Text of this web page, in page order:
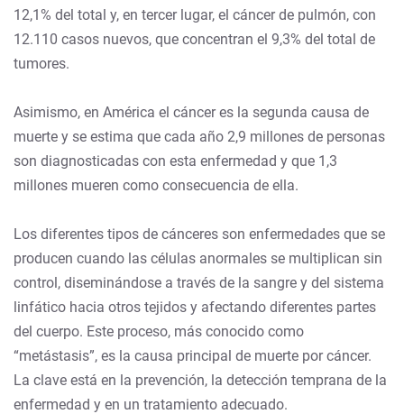
12,1% del total y, en tercer lugar, el cáncer de pulmón, con
12.110 casos nuevos, que concentran el 9,3% del total de
tumores.
Asimismo, en América el cáncer es la segunda causa de
muerte y se estima que cada año 2,9 millones de personas
son diagnosticadas con esta enfermedad y que 1,3
millones mueren como consecuencia de ella.
Los diferentes tipos de cánceres son enfermedades que se
producen cuando las células anormales se multiplican sin
control, diseminándose a través de la sangre y del sistema
linfático hacia otros tejidos y afectando diferentes partes
del cuerpo. Este proceso, más conocido como
“metástasis”, es la causa principal de muerte por cáncer.
La clave está en la prevención, la detección temprana de la
enfermedad y en un tratamiento adecuado.